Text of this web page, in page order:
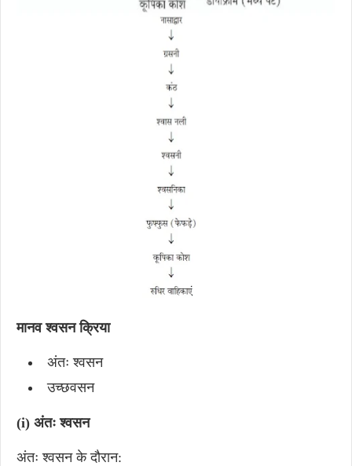
मानव श्वसन क्रिया
अंतः श्वसन
उच्छवसन
(i) अंतः श्वसन
अंतः श्वसन के दौरान: